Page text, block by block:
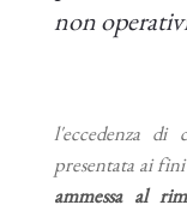
non
l'eccedenza di
presentata ai fini
ammessa al